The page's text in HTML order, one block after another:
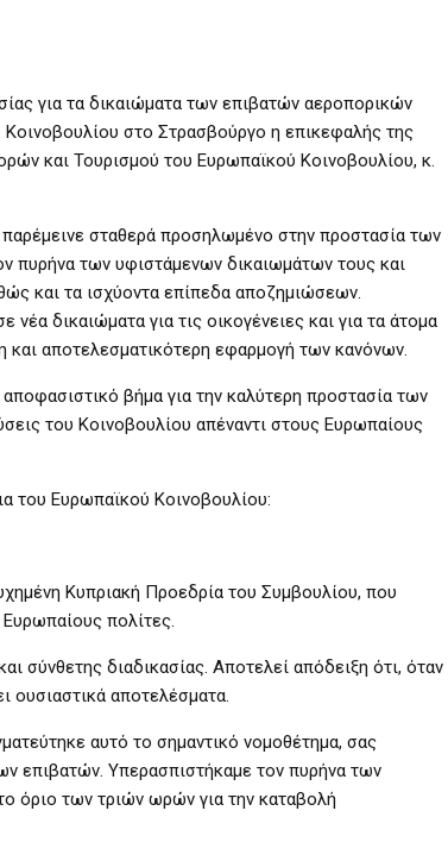
για τα δικαιώματα των επιβατών αεροπορικών
στο Στρασβούργο η επικεφαλής της
και Τουρισμού του Ευρωπαϊκού Κοινοβουλίου, κ.
σταθερά προσηλωμένο στην προστασία των
πυρήνα των υφιστάμενων δικαιωμάτων τους και
και τα ισχύοντα επίπεδα αποζημιώσεων.
δικαιώματα για τις οικογένειες και για τα άτομα
αποτελεσματικότερη εφαρμογή των κανόνων.
βήμα για την καλύτερη προστασία των
του Κοινοβουλίου απέναντι στους Ευρωπαίους
του Ευρωπαϊκού Κοινοβουλίου:
Κυπριακή Προεδρία του Συμβουλίου, που
πολίτες.
σύνθετης διαδικασίας. Αποτελεί απόδειξη ότι, όταν
ουσιαστικά αποτελέσματα.
αυτό το σημαντικό νομοθέτημα, σας
επιβατών. Υπερασπιστήκαμε τον πυρήνα των
όριο των τριών ωρών για την καταβολή